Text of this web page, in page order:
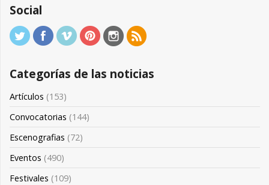
Social
Categorías de las noticias
Artículos (153)
Convocatorias (144)
Escenografias (72)
Eventos (490)
Festivales (109)